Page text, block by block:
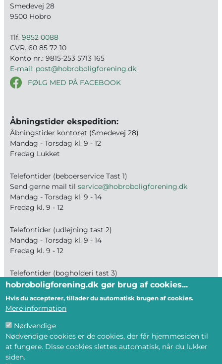
Smedevej 28
9500 Hobro
Tlf. 9852 0088
CVR. 60 85 72 10
Konto nr.: 9815-253 5713 165
E-mail: post@hobroboligforening.dk
FØLG MED PÅ FACEBOOK
Åbningstider ekspedition:
Åbningstider kontoret (Smedevej 28)
Mandag - Torsdag kl. 9 - 12
Fredag Lukket
Telefontider (beboerservice Tast 1)
Send gerne mail til service@hobroboligforening.dk
Mandag - Torsdag kl. 9 - 14
Fredag kl. 9 - 12
Telefontider (udlejning tast 2)
Mandag - Torsdag kl. 9 - 14
Fredag kl. 9 - 12
Telefontider (bogholderi tast 3)
Mandag - Fredag kl. 9 - 12
--- Og få tilbud på ledige boliger direkte på
mail eller din telefon
hobroboligforening.dk gør brug af cookies...
Hvis du accepterer, tillader du automatisk brugen af cookies.
Mere information
Nødvendige
Nødvendige cookies er de cookies, der får hjemmesiden til
at fungere. Disse cookies slettes automatisk, når du lukker
siden.